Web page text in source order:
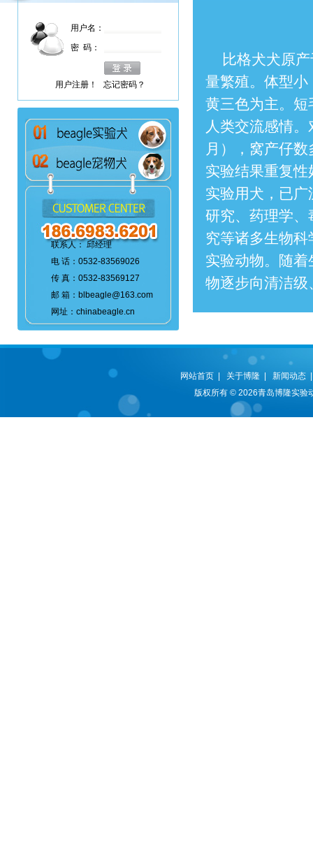
用户名：
密 码：
用户注册！ 忘记密码？
联系人： 邱经理
电 话：0532-83569026
传 真：0532-83569127
邮 箱：blbeagle@163.com
网址：chinabeagle.cn
比格犬犬原产
量繁殖。体型
黄三色为主。
人类交流感情
月），窝产仔
实验结果重复
实验用犬，已
研究、药理学
究等诸多生物
实验动物。随
物逐步向清洁
网站首页 关于博隆 |新闻动态
版权所有 © 2026青岛博隆实验